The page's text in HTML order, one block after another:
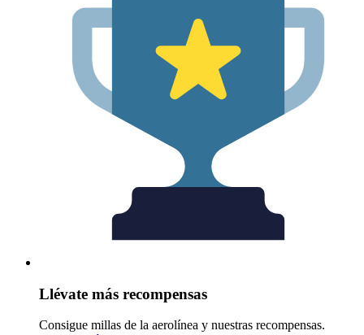
Llévate más recompensas
Consigue millas de la aerolínea y nuestras recompensas.